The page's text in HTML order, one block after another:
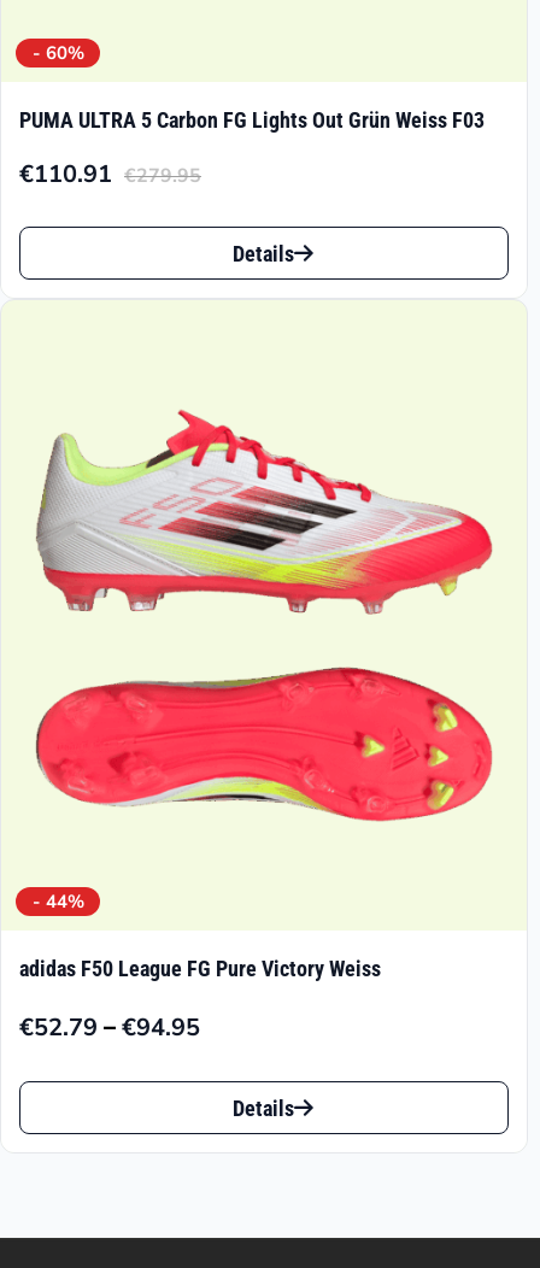
- 60%
PUMA ULTRA 5 Carbon FG Lights Out Grün Weiss F03
€279.95
Ursprünglicher
Preis
€279.95
€110.91
Aktueller
Preis
€110.91.
Dieses
Produkt
auf.
Die
Optionen
können
Produktseite
gewählt
werden
Details
- 44%
adidas F50 League FG Pure Victory Weiss
€52.79 –€94.95
Preisspanne:
€52.79
€94.95
Dieses
Produkt
Details